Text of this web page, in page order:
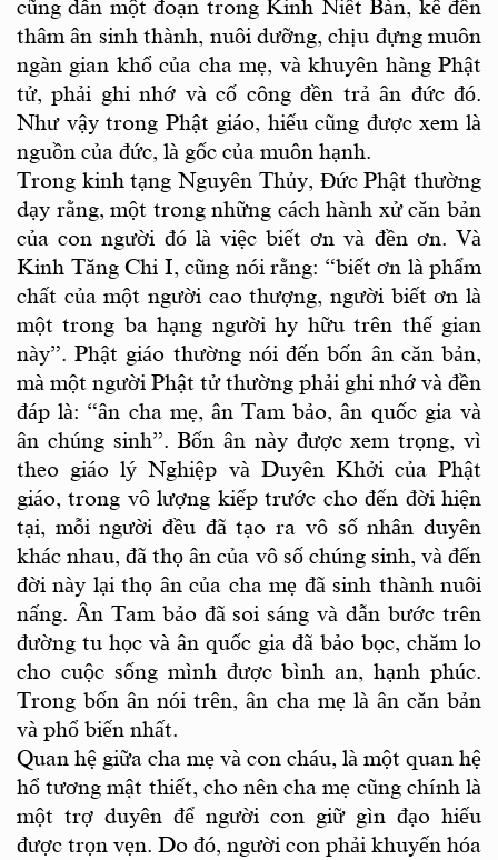
cũng dẫn một đoạn trong Kinh Niết Bàn, kể đến
thâm ân sinh thành, nuôi dưỡng, chịu đựng muôn
ngàn gian khổ của cha mẹ, và khuyên hàng Phật
tử, phải ghi nhớ và cố công đền trả ân đức đó.
Như vậy trong Phật giáo, hiếu cũng được xem là
nguồn của đức, là gốc của muôn hạnh.
Trong kinh tạng Nguyên Thủy, Đức Phật thường
dạy rằng, một trong những cách hành xử căn bản
của con người đó là việc biết ơn và đền ơn. Và
Kinh Tăng Chi I, cũng nói rằng: “biết ơn là phẩm
chất của một người cao thượng, người biết ơn là
một trong ba hạng người hy hữu trên thế gian
này”. Phật giáo thường nói đến bốn ân căn bản,
mà một người Phật tử thường phải ghi nhớ và đền
đáp là: “ân cha mẹ, ân Tam bảo, ân quốc gia và
ân chúng sinh”. Bốn ân này được xem trọng, vì
theo giáo lý Nghiệp và Duyên Khởi của Phật
giáo, trong vô lượng kiếp trước cho đến đời hiện
tại, mỗi người đều đã tạo ra vô số nhân duyên
khác nhau, đã thọ ân của vô số chúng sinh, và đến
đời này lại thọ ân của cha mẹ đã sinh thành nuôi
nấng. Ân Tam bảo đã soi sáng và dẫn bước trên
đường tu học và ân quốc gia đã bảo bọc, chăm lo
cho cuộc sống mình được bình an, hạnh phúc.
Trong bốn ân nói trên, ân cha mẹ là ân căn bản
và phổ biến nhất.
Quan hệ giữa cha mẹ và con cháu, là một quan hệ
hổ tương mật thiết, cho nên cha mẹ cũng chính là
một trợ duyên để người con giữ gìn đạo hiếu
được trọn vẹn. Do đó, người con phải khuyến hóa